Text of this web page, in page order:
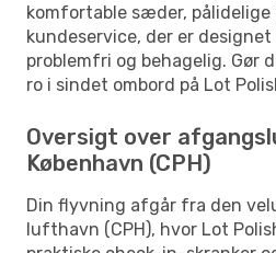
komfortable sæder,
kundeservice, der er
problemfri og behagelig. Gør
ro i sindet ombord på Lot
Oversigt over
København (CPH)
Din flyvning afgår fra den
lufthavn (CPH), hvor Lot